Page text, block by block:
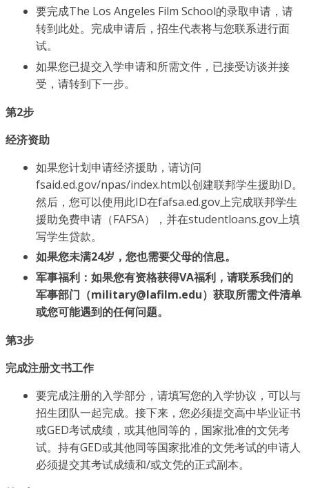
要完成The Los Angeles Film School的录取申请，请
转到此处。完成申请后，招生代表将与您联系进行面
试。
如果您已提交入学申请和所需文件，已接受访谈并接
受，请转到下一步。
第2步
经济资助
如果您计划申请经济援助，请访问
fsaid.ed.gov/npas/index.htm以创建联邦学生援助ID。
然后，您可以使用此ID在fafsa.ed.gov上完成联邦学生
援助免费申请（FAFSA），并在studentloans.gov上填
写学生贷款。
如果您未满24岁，您也需要父母的信息。
军事福利：如果您有资格获得VA福利，请联系我们的
军事部门（military@lafilm.edu）获取所需文件清单
或您可能遇到的任何问题。
第3步
完成注册文书工作
要完成注册的入学部分，请填写您的入学协议，可以与
招生团队一起完成。接下来，您必须提交高中毕业证书
或GED考试成绩，或其他同等的，国家批准的文凭考
试。持有GED或其他同等国家批准的文凭考试的申请人
必须提交其考试成绩和/或文凭的正式副本。